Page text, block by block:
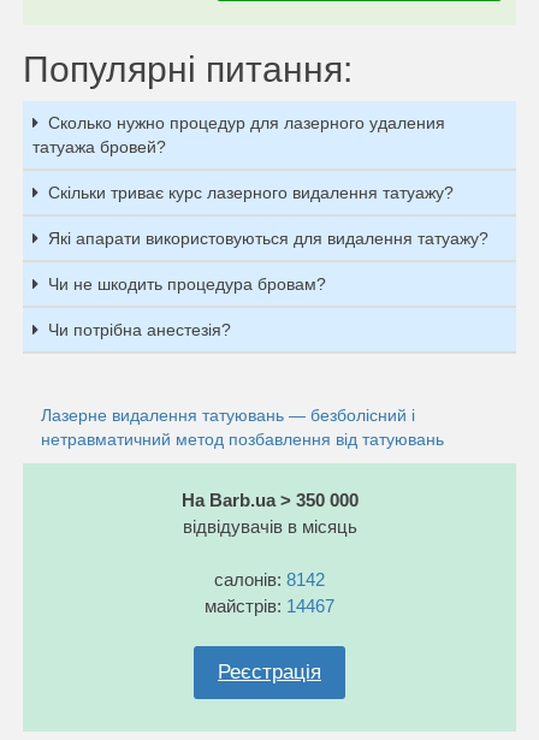
Популярні питання:
Сколько нужно процедур для лазерного удаления
татуажа бровей?
Скільки триває курс лазерного видалення татуажу?
Які апарати використовуються для видалення татуажу?
Чи не шкодить процедура бровам?
Чи потрібна анестезія?
Лазерне видалення татуювань — безболісний і
нетравматичний метод позбавлення від татуювань
На Barb.ua > 350 000
відвідувачів в місяць
салонів: 8142
майстрів: 14467
Реєстрація